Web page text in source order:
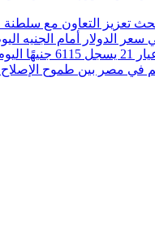
تعزيز التعاون مع
الدولار أمام الجنيه
الأحد